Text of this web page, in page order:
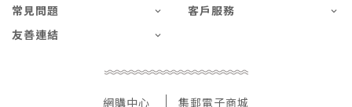
常見問題
客戶服務
友善連結
網購中心 集郵電子商城